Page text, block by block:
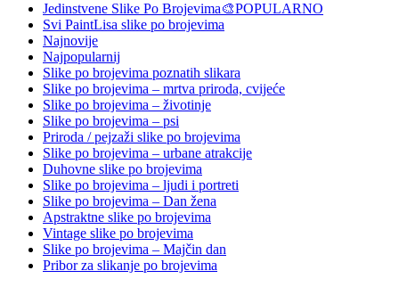
Jedinstvene Slike Po Brojevima🎨POPULARNO
Svi PaintLisa slike po brojevima
Najnovije
Najpopularnij
Slike po brojevima poznatih slikara
Slike po brojevima – mrtva priroda, cvijeće
Slike po brojevima – životinje
Slike po brojevima – psi
Priroda / pejzaži slike po brojevima
Slike po brojevima – urbane atrakcije
Duhovne slike po brojevima
Slike po brojevima – ljudi i portreti
Slike po brojevima – Dan žena
Apstraktne slike po brojevima
Vintage slike po brojevima
Slike po brojevima – Majčin dan
Pribor za slikanje po brojevima